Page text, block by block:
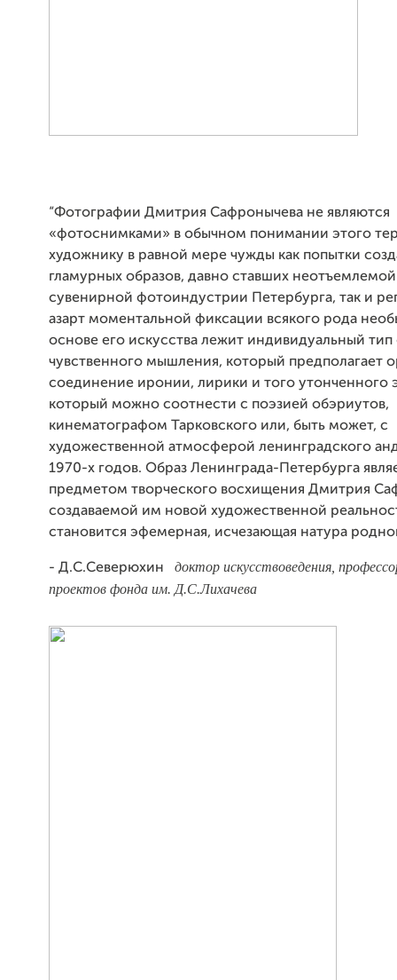
“Фотографии Дмитрия Сафронычева не являются
«фотоснимками» в обычном понимании этого
художнику в равной мере чужды как попытки
гламурных образов, давно ставших
сувенирной фотоиндустрии Петербурга, так и
азарт моментальной фиксации всякого рода
основе его искусства лежит индивидуальный
чувственного мышления, который предполагает
соединение иронии, лирики и того утонченного
который можно соотнести с поэзией обэриутов,
кинематографом Тарковского или, быть может, с
художественной атмосферой ленинградского
1970-х годов. Образ Ленинграда-Петербурга
предметом творческого восхищения Дмитрия
создаваемой им новой художественной
становится эфемерная, исчезающая натура
- Д.С.Северюхин доктор искусствоведения,
проектов фонда им. Д.С.Лихачева